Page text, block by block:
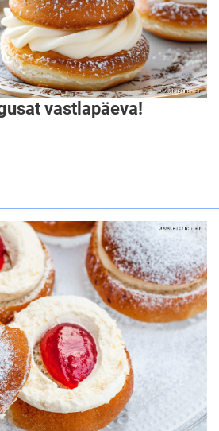
vastlapäeva!